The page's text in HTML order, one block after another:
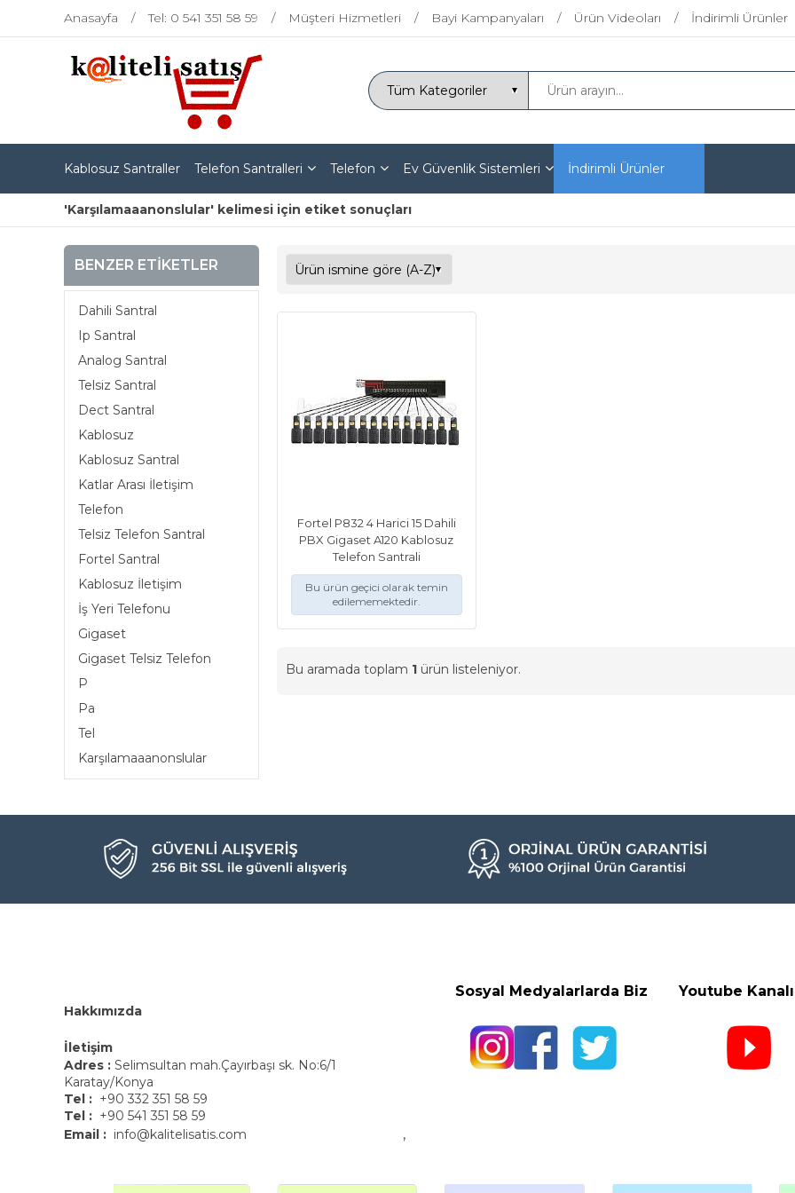
Anasayfa Tel: 0 541 351 58 59 Müşteri Hizmetleri Bayi Kampanyaları Ürün Videoları İndirimli Ürünler
Kablosuz Santraller Telefon Santralleri Telefon Ev Güvenlik Sistemleri İndirimli Ürünler
'Karşılamaaanonslular' kelimesi için etiket sonuçları
BENZER ETIKETLER
Dahili Santral
Ip Santral
Analog Santral
Telsiz Santral
Dect Santral
Kablosuz
Kablosuz Santral
Katlar Arası İletişim
Telefon
Telsiz Telefon Santral
Fortel Santral
Kablosuz İletişim
İş Yeri Telefonu
Gigaset
Gigaset Telsiz Telefon
P
Pa
Tel
Karşılamaaanonslular
Fortel P832 4 Harici 15 Dahili
PBX Gigaset A120 Kablosuz
Telefon Santrali
Bu ürün geçici olarak temin
edilememektedir.
Bu aramada toplam 1 ürün listeleniyor.
Hakkımızda
İletişim
Adres : Selimsultan mah.Çayırbaşı sk. No:6/1
Karatay/Konya
Tel : +90 332 351 58 59
Tel : +90 541 351 58 59
Email : info@kalitelisatis.com ,
Sosyal Medyalarlarda Biz Youtube